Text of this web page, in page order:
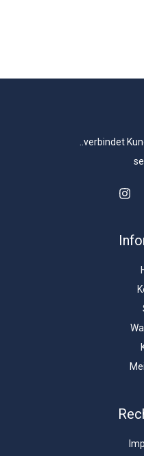
..verbindet